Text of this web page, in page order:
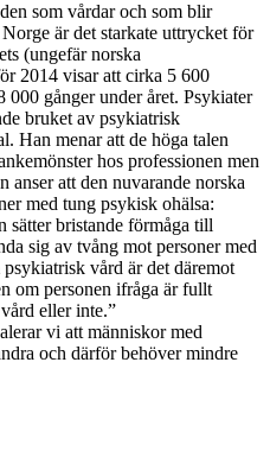
som vårdar och som blir
är det starkate uttrycket för
(ungefär norska
2014 visar att cirka 5 600
000 gånger under året. Psykiater
bruket av psykiatrisk
Han menar att de höga talen
hos professionen men
anser att den nuvarande norska
med tung psykisk ohälsa:
sätter bristande förmåga till
sig av tvång mot personer med
vård är det däremot
om personen ifråga är fullt
eller inte.”
vi att människor med
och därför behöver mindre